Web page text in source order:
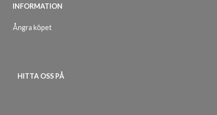
INFORMATION
Ångra köpet
HITTA OSS PÅ